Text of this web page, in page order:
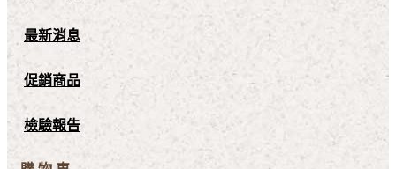
最新消息
促銷商品
檢驗報告